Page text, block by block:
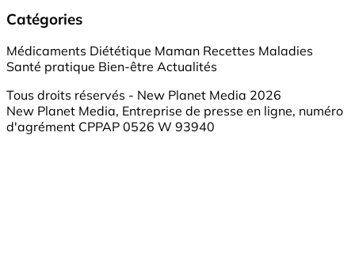
Catégories
Médicaments Diététique Maman Recettes Maladies
Santé pratique Bien-être Actualités
Tous droits réservés - New Planet Media 2026
New Planet Media, Entreprise de presse en ligne, numéro
d'agrément CPPAP 0526 W 93940